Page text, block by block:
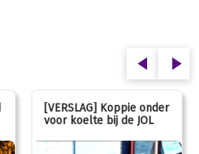
[VERSLAG] Koppie onder
voor koelte bij de JOL